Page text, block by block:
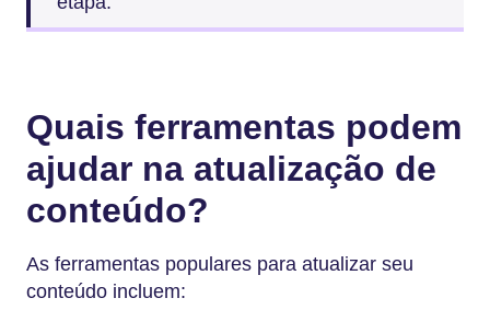
Quais ferramentas podem
ajudar na atualização de
conteúdo?
As ferramentas populares para atualizar seu
conteúdo incluem: